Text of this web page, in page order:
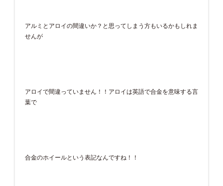
アルミとアロイの間違いか？と思ってしまう方もいるかもしれま
せんが
アロイで間違っていません！！アロイは英語で合金を意味する言
葉で
合金のホイールという表記なんですね！！